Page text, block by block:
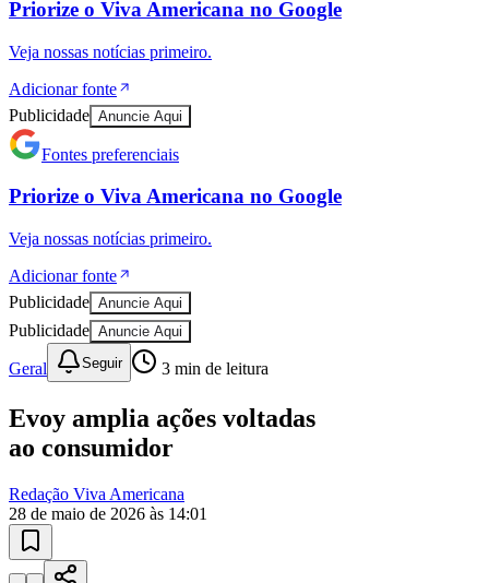
Priorize o Viva Americana no Google
Veja nossas notícias primeiro.
Adicionar fonte
Publicidade Anuncie Aqui
Fontes preferenciais
Priorize o Viva Americana no Google
Veja nossas notícias primeiro.
Adicionar fonte
Publicidade Anuncie Aqui
Publicidade Anuncie Aqui
Geral Seguir 3 min de leitura
Evoy amplia ações voltadas
ao consumidor
Redação Viva Americana
28 de maio de 2026 às 14:01